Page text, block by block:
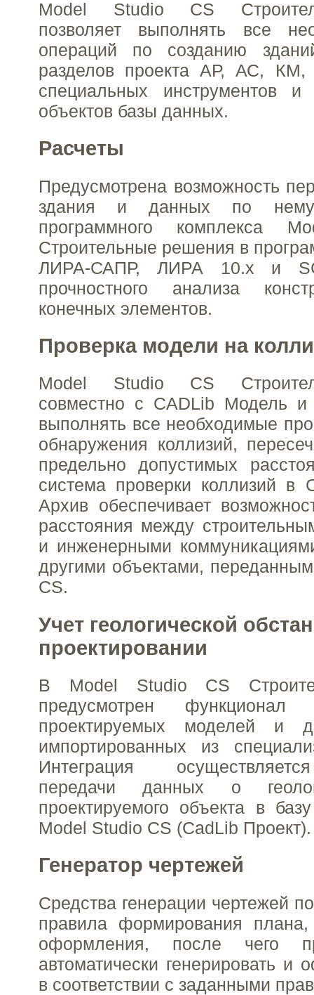
Model Studio CS
позволяет выполнять все
операций по созданию
разделов проекта АР, АС,
специальных инструментов и
объектов базы данных.
Расчеты
Предусмотрена возможность
здания и данных по
программного комплекса
Строительные решения в
ЛИРА-САПР, ЛИРА 10.x и
прочностного анализа
конечных элементов.
Проверка модели на
Model Studio CS
совместно с CADLib Модель и
выполнять все необходимые
обнаружения коллизий,
предельно допустимых
система проверки коллизий в
Архив обеспечивает
расстояния между
и инженерными
другими объектами,
CS.
Учет геологической
проектировании
В Model Studio CS
предусмотрен функционал
проектируемых моделей и
импортированных из
Интеграция
передачи данных о
проектируемого объекта в
Model Studio CS (CadLib Проект).
Генератор чертежей
Средства генерации чертежей
правила формирования
оформления, после чего
автоматически генерировать и
в соответствии с заданными